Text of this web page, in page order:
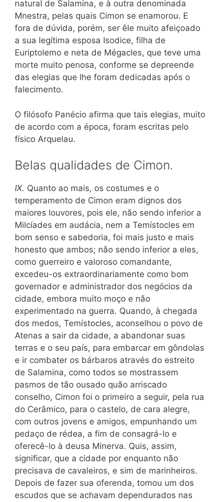
natural de Salamina, e à outra denominada
Mnestra, pelas quais Cimon se enamorou. E
fora de dúvida, porém, ser êle muito afeiçoado
a sua legítima esposa Isodice, filha de
Euriptolemo e neta de Mégacles, que teve uma
morte muito penosa, conforme se depreende
das elegias que lhe foram dedicadas após o
falecimento.
O filósofo Panécio afirma que tais elegias, muito
de acordo com a época, foram escritas pelo
físico Arquelau.
Belas qualidades de Cimon.
IX. Quanto ao mais, os costumes e o
temperamento de Cimon eram dignos dos
maiores louvores, pois ele, não sendo inferior a
Milcíades em audácia, nem a Temístocles em
bom senso e sabedoria, foi mais justo e mais
honesto que ambos; não sendo inferior a eles,
como guerreiro e valoroso comandante,
excedeu-os extraordinariamente como bom
governador e administrador dos negócios da
cidade, embora muito moço e não
experimentado na guerra. Quando, à chegada
dos medos, Temístocles, aconselhou o povo de
Atenas a sair da cidade, a abandonar suas
terras e o seu país, para embarcar em gôndolas
e ir combater os bárbaros através do estreito
de Salamina, como todos se mostrassem
pasmos de tão ousado quão arriscado
conselho, Cimon foi o primeiro a seguir, pela rua
do Cerâmico, para o castelo, de cara alegre,
com outros jovens e amigos, empunhando um
pedaço de rédea, a fim de consagrá-lo e
oferecê-lo à deusa Minerva. Quis, assim,
significar, que a cidade por enquanto não
precisava de cavaleiros, e sim de marinheiros.
Depois de fazer sua oferenda, tomou um dos
escudos que se achavam dependurados nas